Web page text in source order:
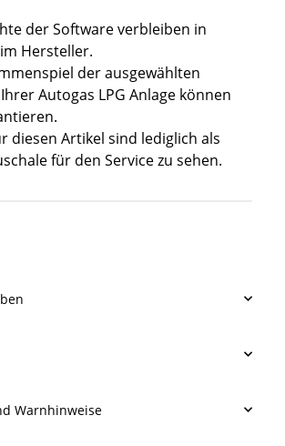
der Software verbleiben in
Hersteller.
der ausgewählten
Autogas LPG Anlage können
diesen Artikel sind lediglich als
für den Service zu sehen.
Warnhinweise